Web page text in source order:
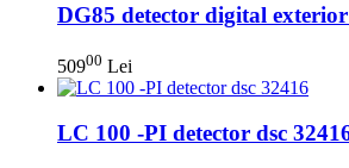
DG85 detector digital
50900 Lei
LC 100 -PI detector dsc